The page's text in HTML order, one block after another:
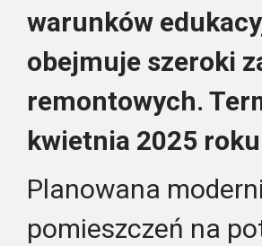
warunków
obejmuje szeroki
remontowych.
kwietnia 2025 roku
Planowana
pomieszczeń na